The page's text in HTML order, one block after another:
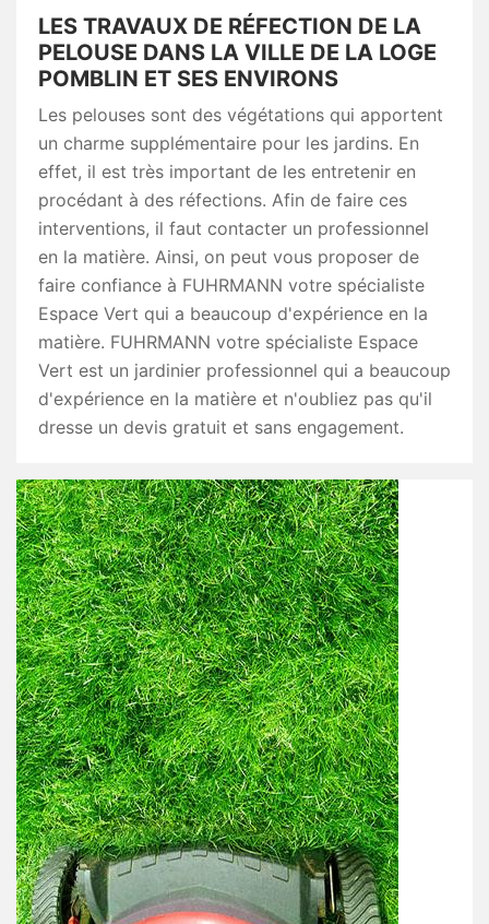
LES TRAVAUX DE RÉFECTION DE LA
PELOUSE DANS LA VILLE DE LA LOGE
POMBLIN ET SES ENVIRONS
Les pelouses sont des végétations qui apportent
un charme supplémentaire pour les jardins. En
effet, il est très important de les entretenir en
procédant à des réfections. Afin de faire ces
interventions, il faut contacter un professionnel
en la matière. Ainsi, on peut vous proposer de
faire confiance à FUHRMANN votre spécialiste
Espace Vert qui a beaucoup d'expérience en la
matière. FUHRMANN votre spécialiste Espace
Vert est un jardinier professionnel qui a beaucoup
d'expérience en la matière et n'oubliez pas qu'il
dresse un devis gratuit et sans engagement.